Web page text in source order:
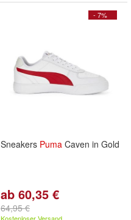
- 7%
Sneakers Puma Caven in Gold
ab 60,35 €
64,95 €